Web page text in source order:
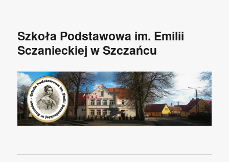
Szkoła Podstawowa im. Emilii
Sczanieckiej w Szczańcu